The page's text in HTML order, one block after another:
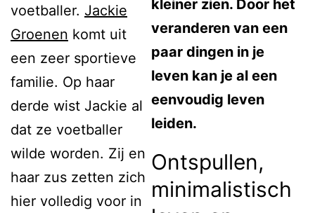
voetballer. Jackie
Groenen komt uit
een zeer sportieve
familie. Op haar
derde wist Jackie al
dat ze voetballer
wilde worden. Zij en
haar zus zetten zich
hier volledig voor in
kleiner zien. Door het
veranderen van een
paar dingen in je
leven kan je al een
eenvoudig leven
leiden.
Ontspullen,
minimalistisch